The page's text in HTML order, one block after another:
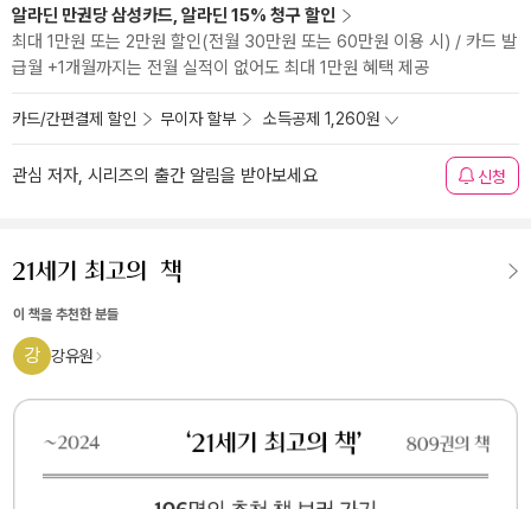
알라딘 만권당 삼성카드, 알라딘 15% 청구 할인
최대 1만원 또는 2만원 할인(전월 30만원 또는 60만원 이용 시) / 카드 발
급월 +1개월까지는 전월 실적이 없어도 최대 1만원 혜택 제공
카드/간편결제 할인 무이자 할부 소득공제 1,260원
관심 저자, 시리즈의 출간 알림을 받아보세요 신청
이 책을 추천한 분들
강 강유원